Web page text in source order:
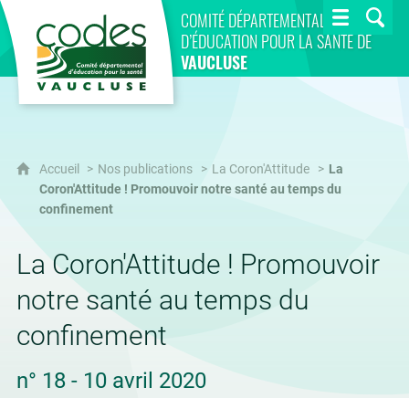
COMITÉ DÉPARTEMENTAL
D’ÉDUCATION POUR LA SANTÉ DE
VAUCLUSE
CoDES 84
Accueil Nos publications La Coron'Attitude
La
Coron'Attitude ! Promouvoir notre santé au temps du
confinement
La Coron'Attitude ! Promouvoir
notre santé au temps du
confinement
n° 18 - 10 avril 2020